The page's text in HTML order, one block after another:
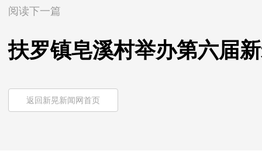
阅读下一篇
扶罗镇皂溪村举办第六届
返回新晃新闻网首页